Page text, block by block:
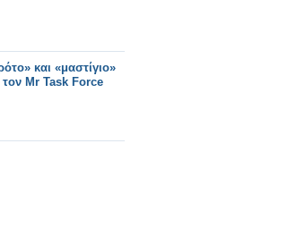
και «μαστίγιο»
Mr Task Force